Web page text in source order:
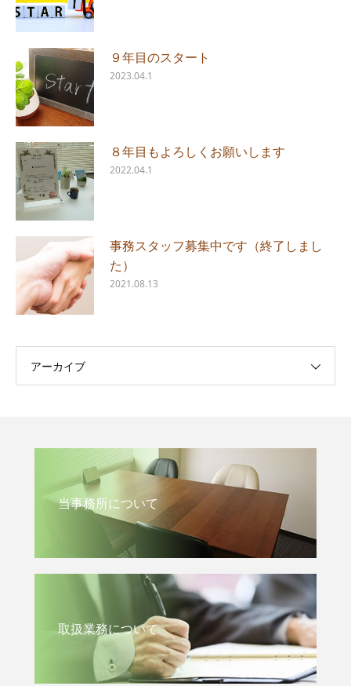
９年目のスタート
2023.04.1
８年目もよろしくお願いします
2022.04.1
事務スタッフ募集中です（終了しまし
た）
2021.08.13
アーカイブ
当事務所について
取扱業務について